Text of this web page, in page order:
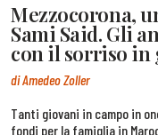
Mezzocorona,
Sami Said. Gli
con il sorriso
di Amedeo Zoller
Tanti giovani in campo in
fondi per la famiglia in